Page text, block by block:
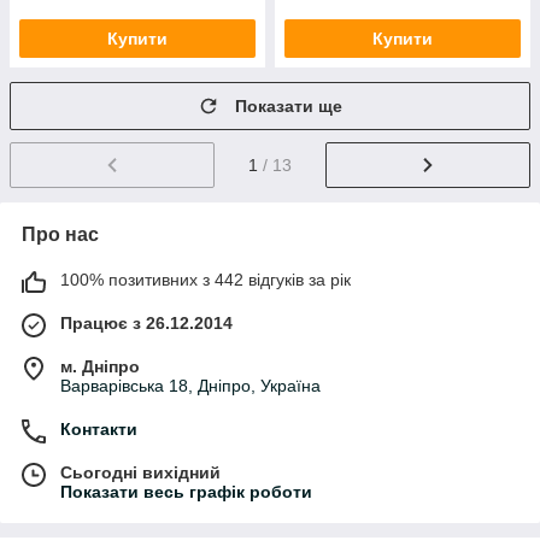
Купити Купити
Показати ще
1 / 13
Про нас
100% позитивних з 442 відгуків за рік
Працює з 26.12.2014
м. Дніпро
Варварівська 18, Дніпро, Україна
Контакти
Сьогодні вихідний
Показати весь графік роботи